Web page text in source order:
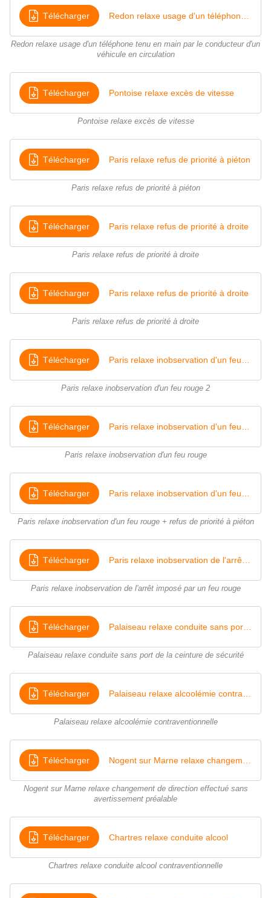
Télécharger
Redon relaxe usage d'un téléphone tenu en main par le conducteur d'un
véhicule en circulation
Télécharger Pontoise relaxe excès de vitesse
Pontoise relaxe excès de vitesse
Télécharger Paris relaxe refus de priorité à piéton
Paris relaxe refus de priorité à piéton
Télécharger Paris relaxe refus de priorité à droite
Paris relaxe refus de priorité à droite
Télécharger Paris relaxe refus de priorité à droite
Paris relaxe refus de priorité à droite
Télécharger
Paris relaxe inobservation d'un feu rouge 2
Télécharger
Paris relaxe inobservation d'un feu rouge
Télécharger
Paris relaxe inobservation d'un feu rouge + refus de priorité à piéton
Télécharger
Paris relaxe inobservation de l'arrêt imposé par un feu rouge
Télécharger
Palaiseau relaxe conduite sans port de la ceinture de sécurité
Télécharger
Palaiseau relaxe alcoolémie contraventionnelle
Télécharger
Nogent sur Marne relaxe changement de direction effectué sans
avertissement préalable
Télécharger Chartres relaxe conduite alcool
Chartres relaxe conduite alcool contraventionnelle